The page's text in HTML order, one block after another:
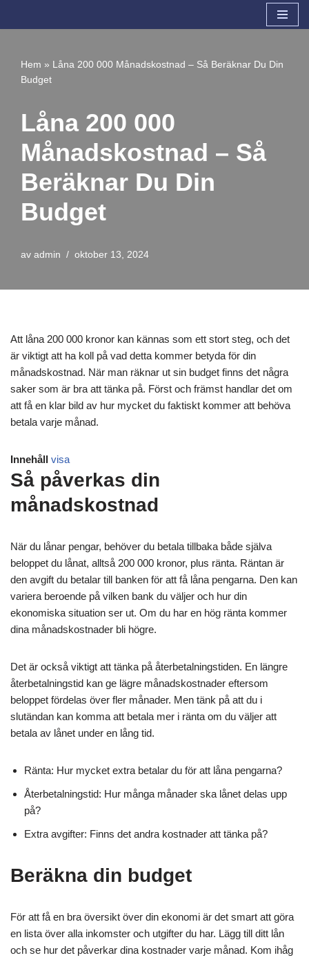
innehåll
Hem » Låna 200 000 Månadskostnad – Så Beräknar Du Din
Budget
Låna 200 000
Månadskostnad – Så
Beräknar Du Din
Budget
av admin oktober 13, 2024
Att låna 200 000 kronor kan kännas som ett stort steg, och det
är viktigt att ha koll på vad detta kommer betyda för din
månadskostnad. När man räknar ut sin budget finns det några
saker som är bra att tänka på. Först och främst handlar det om
att få en klar bild av hur mycket du faktiskt kommer att behöva
betala varje månad.
Innehåll visa
Så påverkas din
månadskostnad
När du lånar pengar, behöver du betala tillbaka både själva
beloppet du lånat, alltså 200 000 kronor, plus ränta. Räntan är
den avgift du betalar till banken för att få låna pengarna. Den kan
variera beroende på vilken bank du väljer och hur din
ekonomiska situation ser ut. Om du har en hög ränta kommer
dina månadskostnader bli högre.
Det är också viktigt att tänka på återbetalningstiden. En längre
återbetalningstid kan ge lägre månadskostnader eftersom
beloppet fördelas över fler månader. Men tänk på att du i
slutändan kan komma att betala mer i ränta om du väljer att
betala av lånet under en lång tid.
Ränta: Hur mycket extra betalar du för att låna pengarna?
Återbetalningstid: Hur många månader ska lånet delas upp
på?
Extra avgifter: Finns det andra kostnader att tänka på?
Beräkna din budget
För att få en bra översikt över din ekonomi är det smart att göra
en lista över alla inkomster och utgifter du har. Lägg till ditt lån
och se hur det påverkar dina kostnader varje månad. Kom ihåg